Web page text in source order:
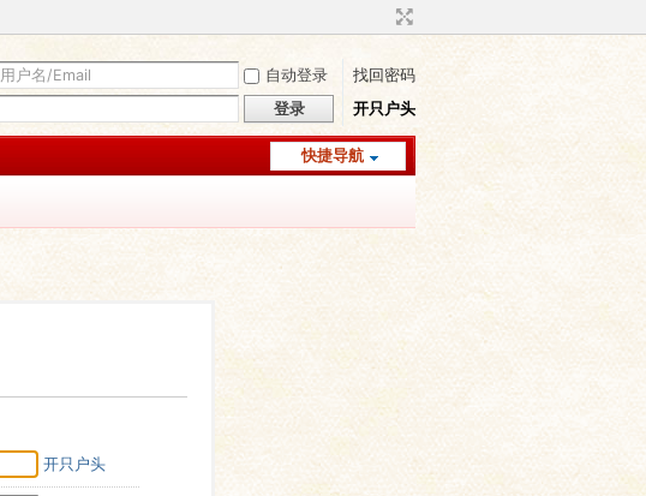
自动登录
找回密码
登录 开只户头
快捷导航
开只户头